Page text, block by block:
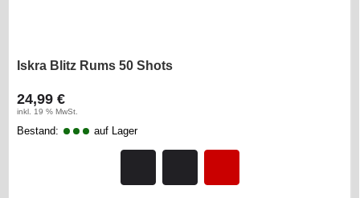
Iskra Blitz Rums 50 Shots
24,99 €
inkl. 19 % MwSt.
Bestand: auf Lager